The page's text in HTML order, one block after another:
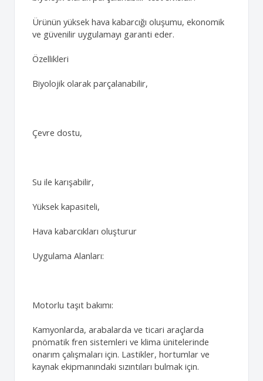
Ürünün yüksek hava kabarcığı oluşumu, ekonomik
ve güvenilir uygulamayı garanti eder.
Özellikleri
Biyolojik olarak parçalanabilir,
Çevre dostu,
Su ile karışabilir,
Yüksek kapasiteli,
Hava kabarcıkları oluşturur
Uygulama Alanları:
Motorlu taşıt bakımı:
Kamyonlarda, arabalarda ve ticari araçlarda
pnömatik fren sistemleri ve klima ünitelerinde
onarım çalışmaları için. Lastikler, hortumlar ve
kaynak ekipmanındaki sızıntıları bulmak için.